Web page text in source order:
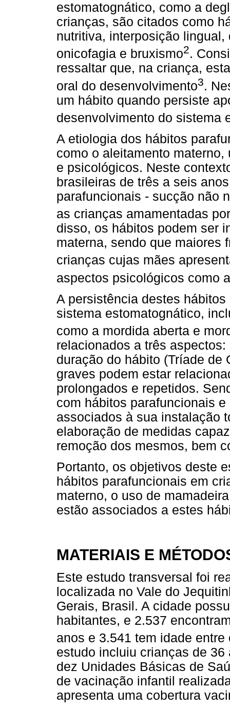
estomatognático, como a
crianças, são citados como
nutritiva, interposição
onicofagia e bruxismo2.
ressaltar que, na criança,
oral do desenvolvimento3.
um hábito quando persiste
desenvolvimento do sistema
A etiologia dos hábitos
como o aleitamento
e psicológicos. Neste
brasileiras de três a seis
parafuncionais - sucção não
as crianças amamentadas
disso, os hábitos podem ser
materna, sendo que maiores
crianças cujas mães
aspectos psicológicos como
A persistência destes
sistema estomatognático,
como a mordida aberta e
relacionados a três
duração do hábito (Tríade de
graves podem estar
prolongados e repetidos.
com hábitos parafuncionais
associados à sua instalação
elaboração de medidas
remoção dos mesmos, bem
Portanto, os objetivos deste
hábitos parafuncionais em
materno, o uso de
estão associados a estes
MATERIAIS E
Este estudo transversal foi
localizada no Vale do
Gerais, Brasil. A cidade
habitantes, e 2.537
anos e 3.541 tem idade
estudo incluiu crianças de
dez Unidades Básicas de
de vacinação infantil
apresenta uma cobertura